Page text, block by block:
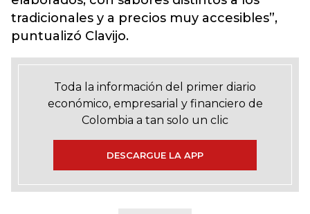
tradicionales y a precios muy accesibles”,
puntualizó Clavijo.
Toda la información del primer diario
económico, empresarial y financiero de
Colombia a tan solo un clic
DESCARGUE LA APP